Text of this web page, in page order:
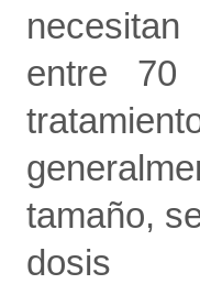
entre
tamaño,
dosis